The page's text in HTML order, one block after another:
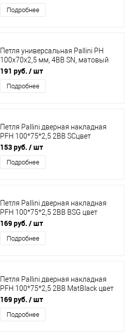
Подробнее
Петля универсальная Pallini PH
100х70х2,5 мм, 4ВВ SN, матовый
никель
191 руб. / шт
Подробнее
Петля Pallini дверная накладная
PFH 100*75*2,5 2BB SCцвет
матовый хром
153 руб. / шт
Подробнее
Петля Pallini дверная накладная
PFH 100*75*2,5 2BB BSG цвет
византийское золото
169 руб. / шт
Подробнее
Петля Pallini дверная накладная
PFH 100*75*2,5 2BB MatBlack цвет
черный
169 руб. / шт
Подробнее